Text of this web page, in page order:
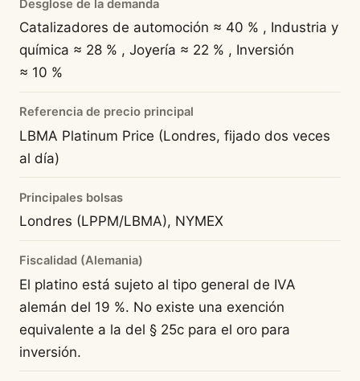
Desglose de la demanda
Catalizadores de automoción ≈ 40 % , Industria y
química ≈ 28 % , Joyería ≈ 22 % , Inversión
≈ 10 %
Referencia de precio principal
LBMA Platinum Price (Londres, fijado dos veces
al día)
Principales bolsas
Londres (LPPM/LBMA), NYMEX
Fiscalidad (Alemania)
El platino está sujeto al tipo general de IVA
alemán del 19 %. No existe una exención
equivalente a la del § 25c para el oro para
inversión.